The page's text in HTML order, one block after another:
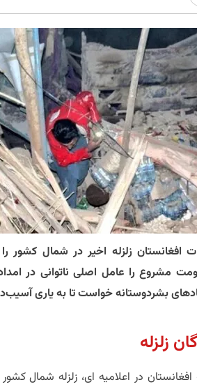
افغانستان زلزله اخیر در شمال کشور
مشروع را عامل اصلی ناتوانی در
بشردوستانه خواست تا به یاری
زلزله
در اعلامیه ای، زلزله شمال کشور